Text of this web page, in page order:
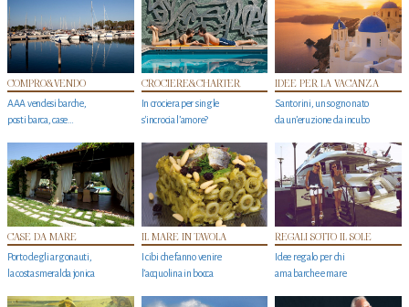
COMPRO&VENDO
AAA vendesi barche,
posti barca, case…
CROCIERE&CHARTER
In crociera per single
s'incrocia l’amore?
IDEE PER LA VACANZA
Santorini, un sogno nato
da un’eruzione da incubo
CASE DA MARE
Porto degli argonauti,
la costa smeralda jonica
IL MARE IN TAVOLA
I cibi che fanno venire
l’acquolina in bocca
REGALI SOTTO IL SOLE
Idee regalo per chi
ama barche e mare